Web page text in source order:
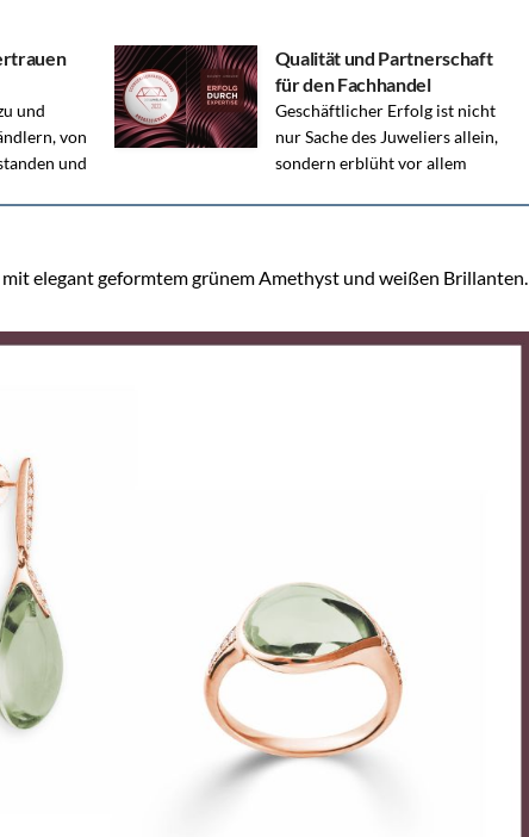
und
von
und
Qualität und Partnerschaft
für den Fachhandel
Geschäftlicher Erfolg ist nicht
nur Sache des Juweliers allein,
sondern erblüht vor allem
elegant geformtem grünem Amethyst und weißen Brillanten.